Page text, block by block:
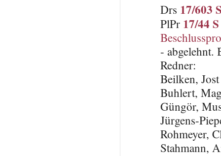
Drs 17/603
PlPr 17/44 S
- abgelehnt.
Redner:
Beilken,
Buhlert,
Güngör,
Jürgens-
Rohmeyer,
Stahmann,